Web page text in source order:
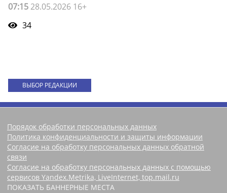
07:15 28.05.2026 16+
34
ВЫБОР РЕДАКЦИИ
Порядок обработки персональных данных
Политика конфиденциальности и защиты информации
Согласие на обработку персональных данных обратной
связи
Согласие на обработку персональных данных с помощью
сервисов Yandex.Metrika, LiveInternet, top.mail.ru
ПОКАЗАТЬ БАННЕРНЫЕ МЕСТА